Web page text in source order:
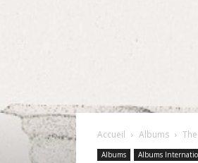
Accueil Albums
Albums Albums